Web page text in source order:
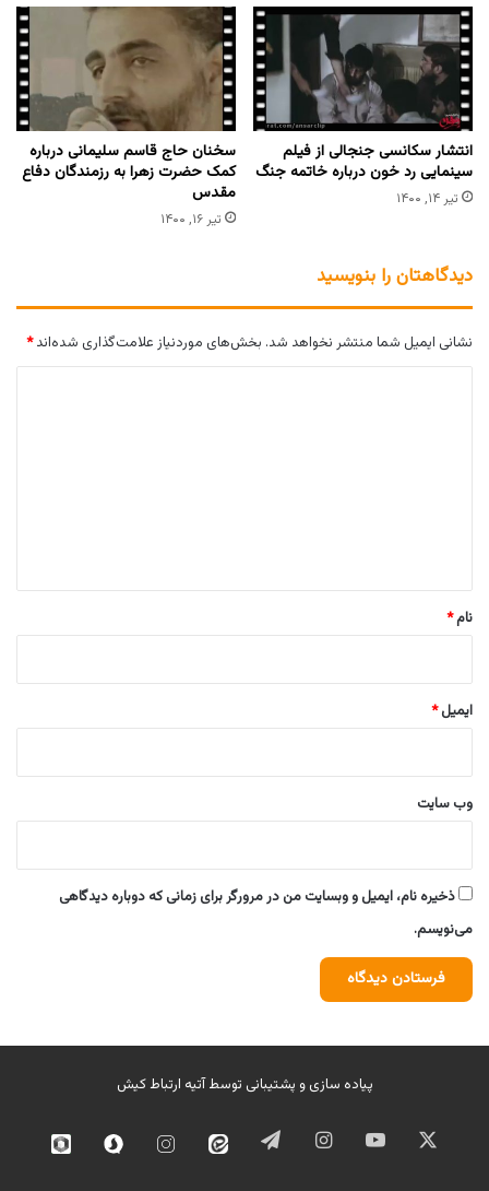
انتشار سکانسی جنجالی از فیلم
سینمایی رد خون درباره خاتمه جنگ
تیر ۱۴, ۱۴۰۰
سخنان حاج قاسم سلیمانی درباره
کمک حضرت زهرا به رزمندگان دفاع
مقدس
تیر ۱۶, ۱۴۰۰
دیدگاهتان را بنویسید
نشانی ایمیل شما منتشر نخواهد شد. بخش‌های موردنیاز علامت‌گذاری شده‌اند*
نام*
ایمیل*
وب‌ سایت
ذخیره نام، ایمیل و وبسایت من در مرورگر برای زمانی که دوباره دیدگاهی
می‌نویسم.
پیاده سازی و پشتیبانی توسطآتیه ارتباط کیش
ایکس یوتیوب اینستاگرامتلگرام ایتا
اینستاگرامسروش